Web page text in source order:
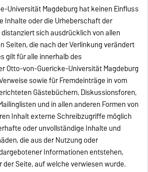
Universität Magdeburg hat keinen Einfluss
Inhalte oder die Urheberschaft der
sich ausdrücklich von allen
Seiten, die nach der Verlinkung verändert
gilt für alle innerhalb des
Otto-von-Guericke-Universität Magdeburg
sowie für Fremdeinträge in vom
Gästebüchern, Diskussionsforen,
und in allen anderen Formen von
Inhalt externe Schreibzugriffe möglich
oder unvollständige Inhalte und
die aus der Nutzung oder
Informationen entstehen,
Seite, auf welche verwiesen wurde.